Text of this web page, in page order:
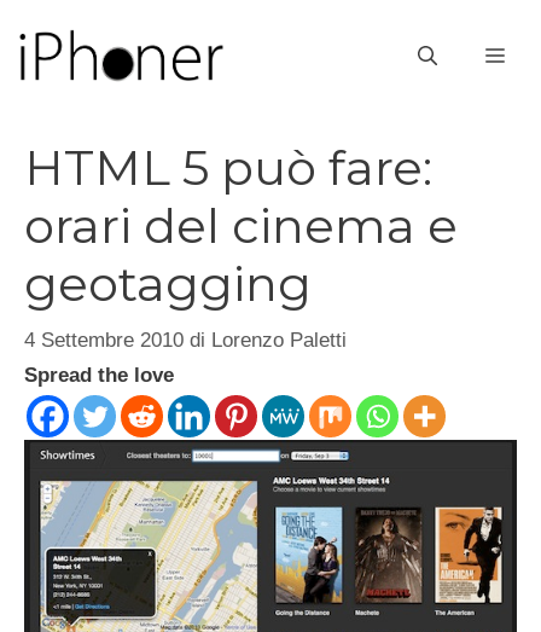
contenuto
HTML 5 può fare:
orari del cinema e
geotagging
4 Settembre 2010 di Lorenzo Paletti
Spread the love